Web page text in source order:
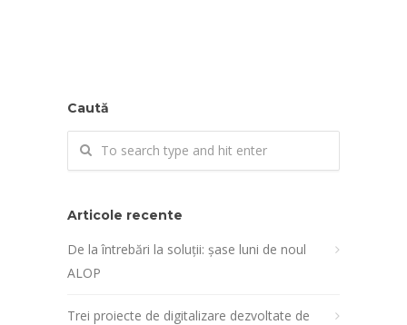
Caută
Articole recente
De la întrebări la soluții: șase luni de noul
ALOP
Trei proiecte de digitalizare dezvoltate de